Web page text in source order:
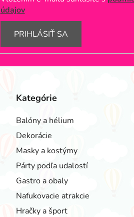
údajov
PRIHLÁSIŤ SA
Kategórie
Balóny a hélium
Dekorácie
Masky a kostýmy
Párty podľa udalostí
Gastro a obaly
Nafukovacie atrakcie
Hračky a šport